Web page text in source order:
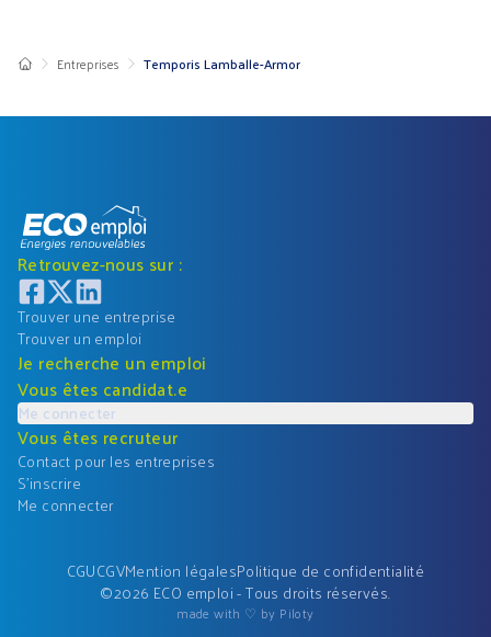
Entreprises Temporis Lamballe-Armor
Retrouvez-nous sur :
Trouver une entreprise
Trouver un emploi
Je recherche un emploi
Vous êtes candidat.e
Me connecter
Vous êtes recruteur
Contact pour les entreprises
S'inscrire
Me connecter
CGUCGVMention légalesPolitique de confidentialité
©2026 ECO emploi - Tous droits réservés.
made with ♡ by Piloty